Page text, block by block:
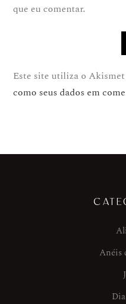
que eu comentar.
Este site utiliza o
como seus dados em
Anéis